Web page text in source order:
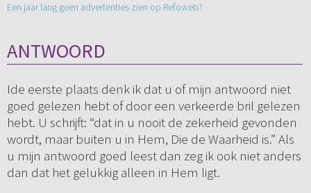
Een jaar lang geen advertenties zien op Refoweb?
ANTWOORD
Ide eerste plaats denk ik dat u of mijn antwoord niet
goed gelezen hebt of door een verkeerde bril gelezen
hebt. U schrijft: “dat in u nooit de zekerheid gevonden
wordt, maar buiten u in Hem, Die de Waarheid is.” Als
u mijn antwoord goed leest dan zeg ik ook niet anders
dan dat het gelukkig alleen in Hem ligt.